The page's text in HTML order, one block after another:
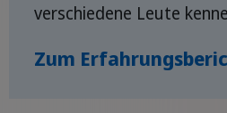
verschiedene Leute
Zum